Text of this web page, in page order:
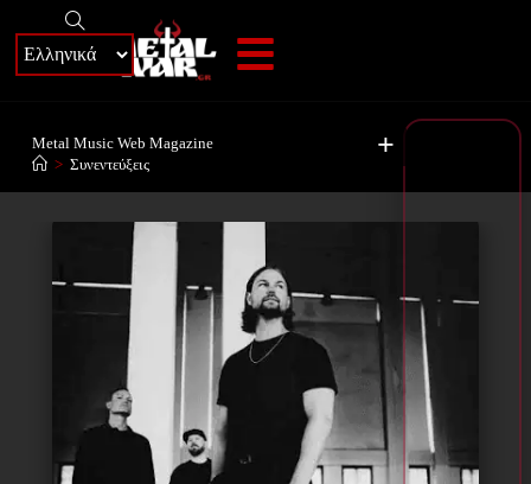
+
Metal Music Web Magazine
> Συνεντεύξεις